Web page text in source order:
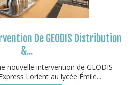
De GEODIS Distribution
&...
nouvelle intervention de GEODIS
Lorient au lycée Émile...